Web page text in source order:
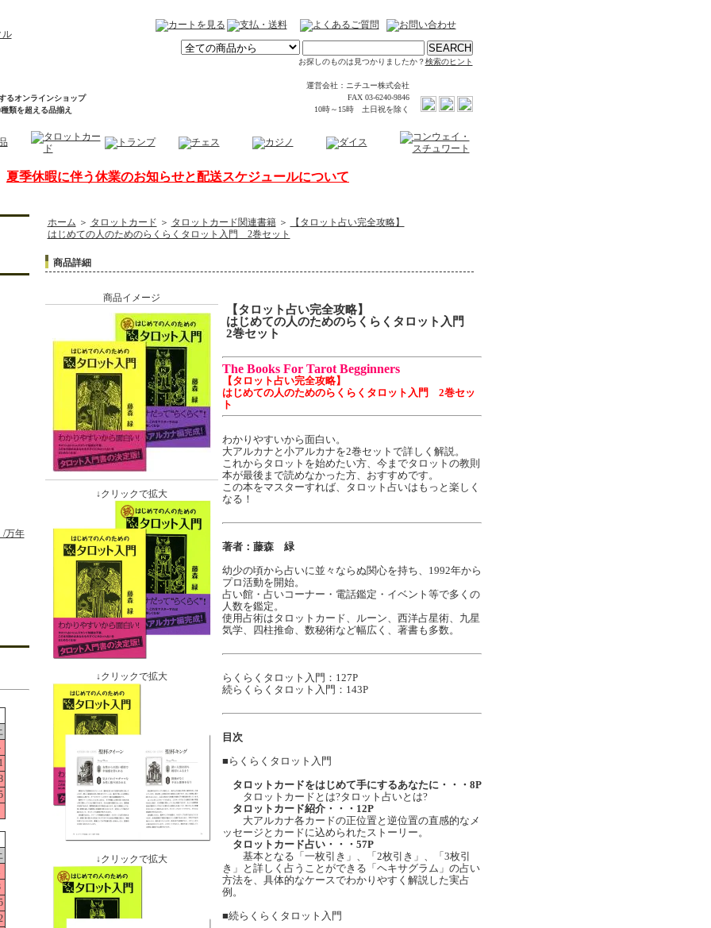
お探しのものは見つかりましたか？検索のヒント
運営会社：ニチユー株式会社
FAX 03-6240-9846
10時～15時 土日祝を除く
るオンラインショップ
類を超える品揃え
夏季休暇に伴う休業のお知らせと配送スケジュールについて
/万年
ホーム ＞ タロットカード ＞ タロットカード関連書籍＞
【タロット占い完全攻略】
はじめての人のためのらくらくタロット入門 2巻セット
商品詳細
商品イメージ
↓クリックで拡大
↓クリックで拡大
↓クリックで拡大
【タロット占い完全攻略】
はじめての人のためのらくらくタロット入門
2巻セット
The Books For Tarot Begginners
【タロット占い完全攻略】
はじめての人のためのらくらくタロット入門 2巻セッ
ト
わかりやすいから面白い。
大アルカナと小アルカナを2巻セットで詳しく解説。
これからタロットを始めたい方、今までタロットの教則
本が最後まで読めなかった方、おすすめです。
この本をマスターすれば、タロット占いはもっと楽しく
なる！
著者：藤森 緑
幼少の頃から占いに並々ならぬ関心を持ち、1992年から
プロ活動を開始。
占い館・占いコーナー・電話鑑定・イベント等で多くの
人数を鑑定。
使用占術はタロットカード、ルーン、西洋占星術、九星
気学、四柱推命、数秘術など幅広く、著書も多数。
らくらくタロット入門：127P
続らくらくタロット入門：143P
目次
■らくらくタロット入門
タロットカードをはじめて手にするあなたに・・・8P
タロットカードとは?タロット占いとは?
タロットカード紹介・・・12P
大アルカナ各カードの正位置と逆位置の直感的なメ
ッセージとカードに込められたストーリー。
タロットカード占い・・・57P
基本となる「一枚引き」、「2枚引き」、「3枚引
き」と詳しく占うことができる「ヘキサグラム」の占い
方法を、具体的なケースでわかりやすく解説した実占
例。
■続らくらくタロット入門